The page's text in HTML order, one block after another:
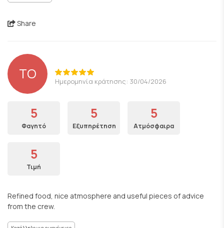
Share
TO Ημερομηνία κράτησης: 30/04/2026
5
Φαγητό
5
Εξυπηρέτηση
5
Ατμόσφαιρα
5
Τιμή
Refined food, nice atmosphere and useful pieces of advice
from the crew.